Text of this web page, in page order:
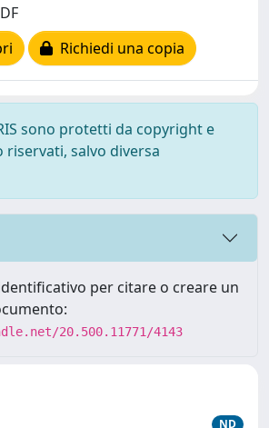
Richiedi una copia
sono protetti da copyright e
salvo diversa
per citare o creare un
20.500.11771/4143
ND